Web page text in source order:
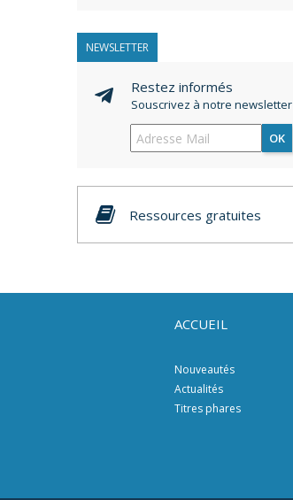
NEWSLETTER
Restez informés
Souscrivez à notre newsletter
OK
Ressources gratuites
ACCUEIL
Nouveautés
Actualités
Titres phares